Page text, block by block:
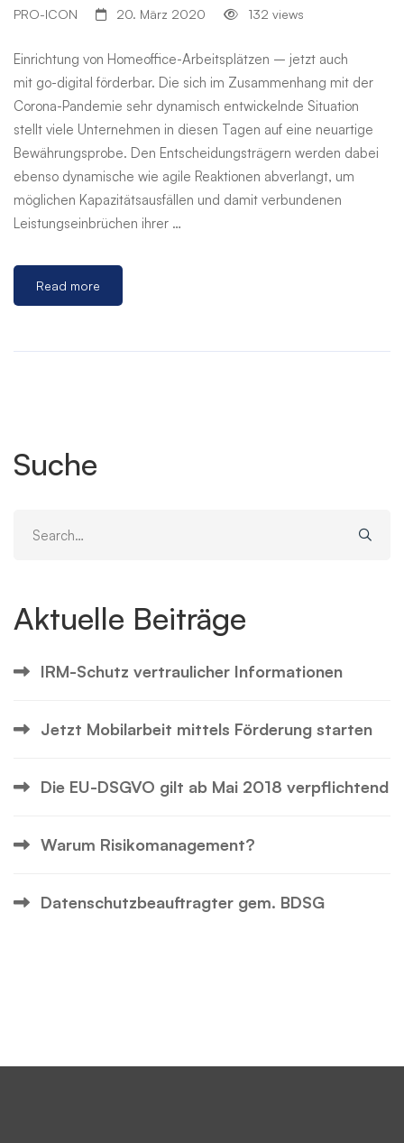
PRO-ICON 20. März 2020 132 views
Einrichtung von Homeoffice-Arbeitsplätzen – jetzt auch
mit go-digital förderbar. Die sich im Zusammenhang mit der
Corona-Pandemie sehr dynamisch entwickelnde Situation
stellt viele Unternehmen in diesen Tagen auf eine neuartige
Bewährungsprobe. Den Entscheidungsträgern werden dabei
ebenso dynamische wie agile Reaktionen abverlangt, um
möglichen Kapazitätsausfällen und damit verbundenen
Leistungseinbrüchen ihrer …
Read more
Suche
Aktuelle Beiträge
IRM-Schutz vertraulicher Informationen
Jetzt Mobilarbeit mittels Förderung starten
Die EU-DSGVO gilt ab Mai 2018 verpflichtend
Warum Risikomanagement?
Datenschutzbeauftragter gem. BDSG